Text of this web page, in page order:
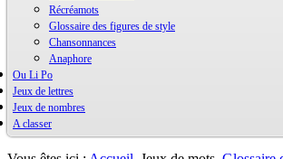
Récréamots
Glossaire des figures de style
Chansonnances
Anaphore
Ou Li Po
OuLiPo
Base de la Bibliothèque Oulipienne
Oulipiens
G. Perec
Bibliographie
Ecrit par des oulipiens
Jeux de lettres
Jeux de nombres
Ludimath
Base Ludimath
Ludimaths : bibliographie
A classer